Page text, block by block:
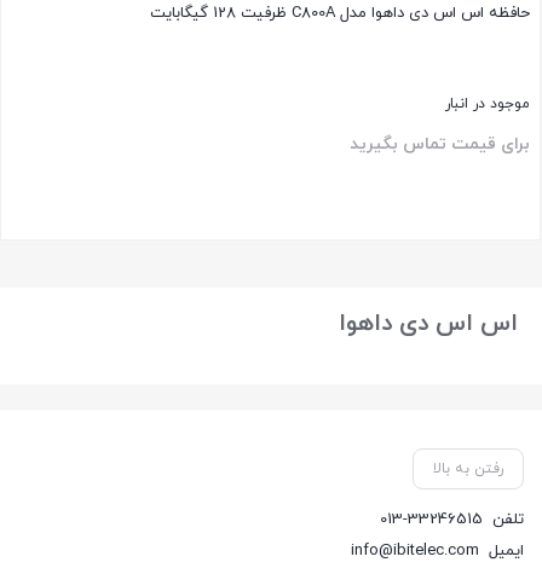
حافظه اس اس دی داهوا مدل C800A ظرفیت 128 گیگابایت
موجود در انبار
برای قیمت تماس بگیرید
اس اس دی داهوا
رفتن به بالا
تلفن 013-33246515
ایمیل info@ibitelec.com